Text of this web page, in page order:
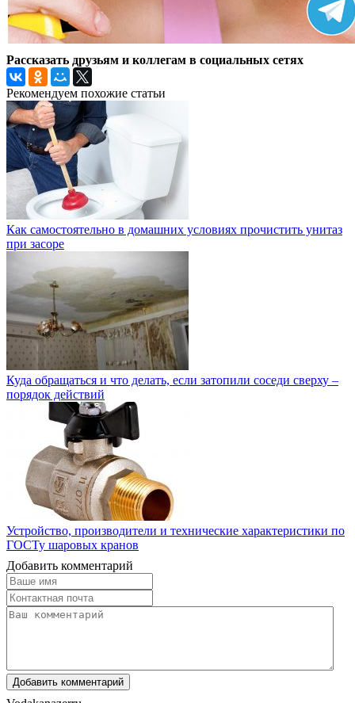
Рассказать друзьям и коллегам в социальных сетях
Рекомендуем похожие статьи
Как самостоятельно в домашних условиях прочистить унитаз
при засоре
Куда обращаться и что делать, если затопили соседи сверху –
порядок действий
Устройство, производители и технические характеристики по
ГОСТу шаровых кранов
Добавить комментарий